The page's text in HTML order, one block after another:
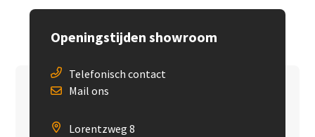
Openingstijden showroom
Telefonisch contact
Mail ons
Lorentzweg 8